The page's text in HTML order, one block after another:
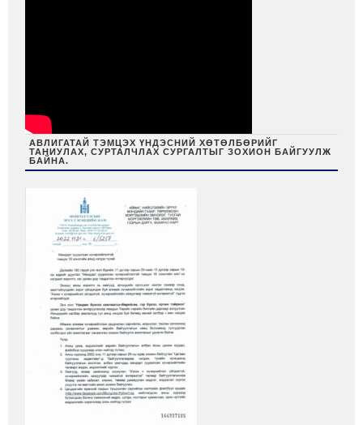
АВЛИГАТАЙ ТЭМЦЭХ ҮНДЭСНИЙ ХӨТӨЛБӨРИЙГ
ТАНИУЛАХ, СУРТАЛЧЛАХ СУРГАЛТЫГ ЗОХИОН БАЙГУУЛЖ
БАЙНА.